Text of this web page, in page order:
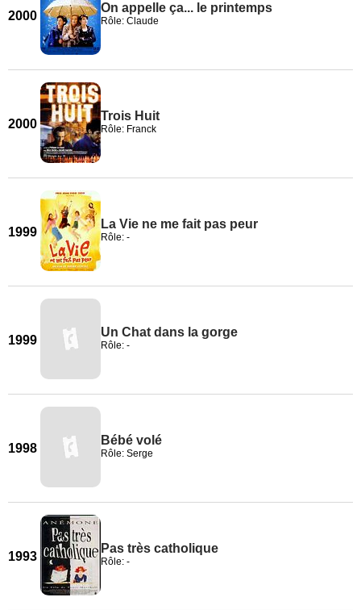
2000
On appelle ça... le printemps
Rôle: Claude
2000
Trois Huit
Rôle: Franck
1999
La Vie ne me fait pas peur
Rôle: -
1999
Un Chat dans la gorge
Rôle: -
1998
Bébé volé
Rôle: Serge
1993
Pas très catholique
Rôle: -